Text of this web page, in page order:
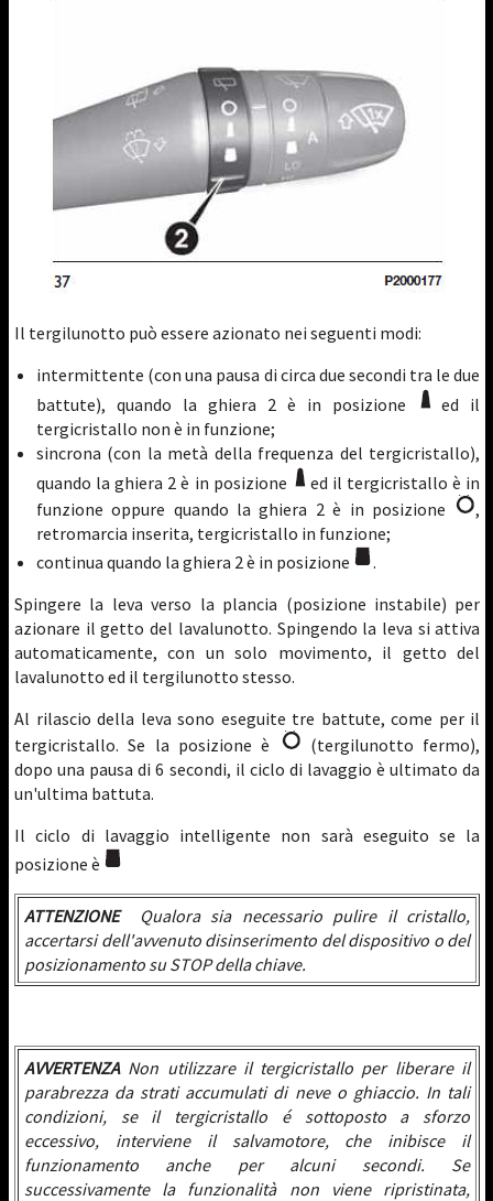
Il tergilunotto può essere azionato nei seguenti modi:
intermittente (con una pausa di circa due secondi tra le due
battute), quando la ghiera 2 è in posizione
ed il
tergicristallo non è in funzione;
sincrona (con la metà della frequenza del tergicristallo),
quando la ghiera 2 è in posizione
ed il tergicristallo è in
funzione oppure quando la ghiera 2 è in posizione
,
retromarcia inserita, tergicristallo in funzione;
continua quando la ghiera 2 è in posizione
.
Spingere la leva verso la plancia (posizione instabile) per
azionare il getto del lavalunotto. Spingendo la leva si attiva
automaticamente, con un solo movimento, il getto del
lavalunotto ed il tergilunotto stesso.
Al rilascio della leva sono eseguite tre battute, come per il
tergicristallo. Se la posizione è
(tergilunotto fermo),
dopo una pausa di 6 secondi, il ciclo di lavaggio è ultimato da
un'ultima battuta.
Il ciclo di lavaggio intelligente non sarà eseguito se la
posizione è
ATTENZIONEQualora sia necessario pulire il cristallo,
accertarsi dell'avvenuto disinserimento del dispositivo o del
posizionamento su STOP della chiave.
AVVERTENZANon utilizzare il tergicristallo per liberare il
parabrezza da strati accumulati di neve o ghiaccio. In tali
condizioni, se il tergicristallo é sottoposto a sforzo
eccessivo, interviene il salvamotore, che inibisce il
funzionamento anche per alcuni secondi. Se
successivamente la funzionalità non viene ripristinata,